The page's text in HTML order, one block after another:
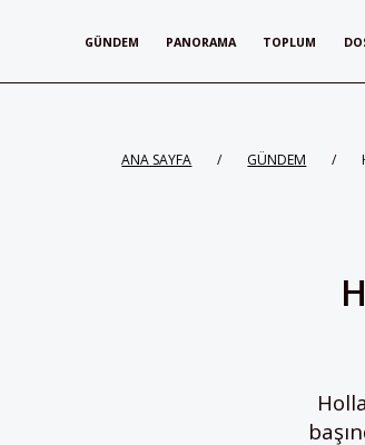
GÜNDEM PANORAMA TOPLUM
ANA SAYFA / GÜNDEM /